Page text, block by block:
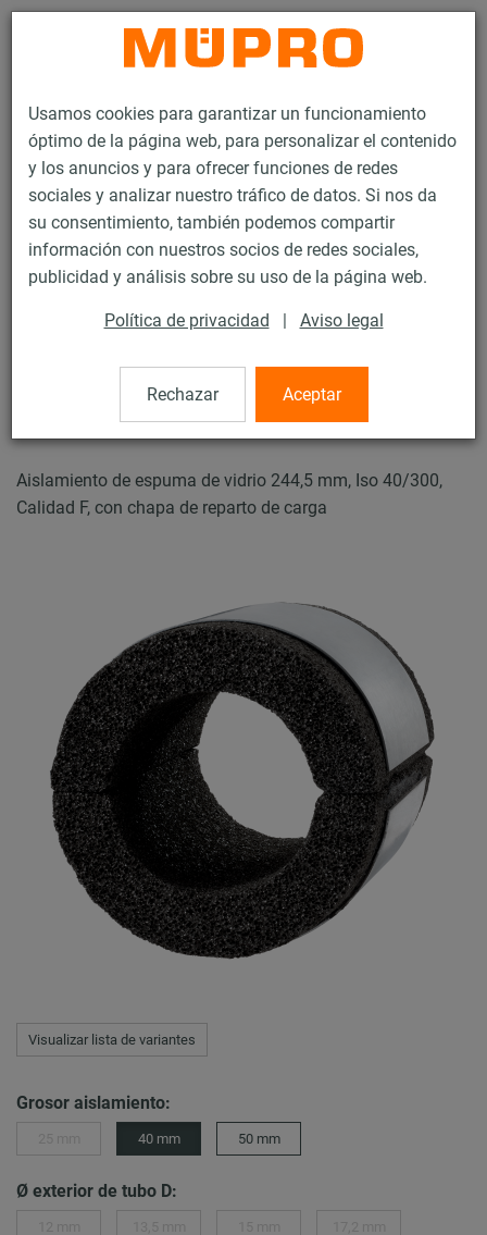
Usamos cookies para garantizar un funcionamiento
óptimo de la página web, para personalizar el contenido
y los anuncios y para ofrecer funciones de redes
sociales y analizar nuestro tráfico de datos. Si nos da
su consentimiento, también podemos compartir
información con nuestros socios de redes sociales,
publicidad y análisis sobre su uso de la página web.
Política de privacidad | Aviso legal
Rechazar Aceptar
Productos Tecnología de soportación
Abrazaderas
Abrazaderas de espuma de vidrio
Abrazaderas de espuma de
vidrio
Aislamiento de espuma de vidrio 244,5 mm, Iso 40/300,
Calidad F, con chapa de reparto de carga
Visualizar lista de variantes
Grosor aislamiento:
40 mm 50 mm
Ø exterior de tubo D: